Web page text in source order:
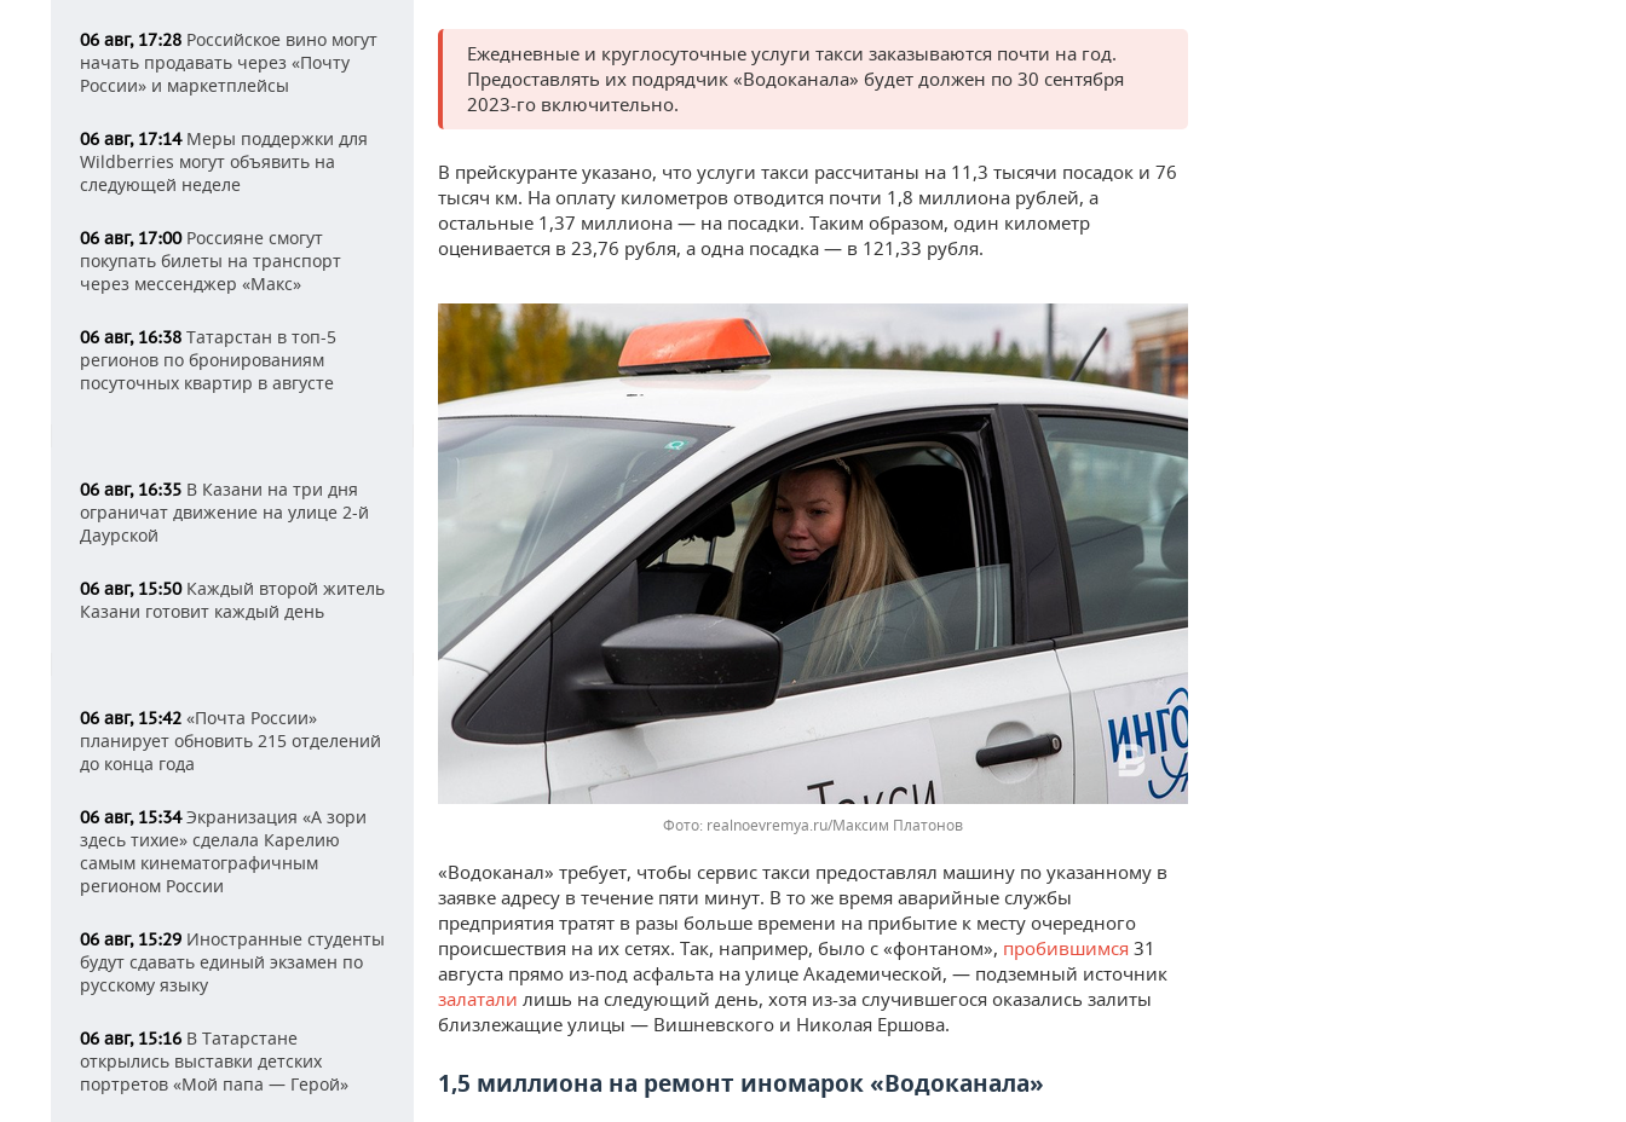
06 авг, 17:28 Российское вино могут
начать продавать через «Почту
России» и маркетплейсы
06 авг, 17:14Меры поддержки для
Wildberries могут объявить на
следующей неделе
06 авг, 17:00Россияне смогут
покупать билеты на транспорт
через мессенджер «Макс»
06 авг, 16:38 Татарстан в топ-5
регионов по бронированиям
посуточных квартир в августе
06 авг, 16:35 В Казани на три дня
ограничат движение на улице 2-й
Даурской
06 авг, 15:50Каждый второй житель
Казани готовит каждый день
06 авг, 15:42 «Почта России»
планирует обновить 215 отделений
до конца года
06 авг, 15:34Экранизация «А зори
здесь тихие» сделала Карелию
самым кинематографичным
регионом России
06 авг, 15:29 Иностранные студенты
будут сдавать единый экзамен по
русскому языку
06 авг, 15:16 В Татарстане
открылись выставки детских
портретов «Мой папа — Герой»
Ежедневные и круглосуточные услуги такси заказываются почти на год.
Предоставлять их подрядчик «Водоканала» будет должен по 30 сентября
2023-го включительно.
В прейскуранте указано, что услуги такси рассчитаны на 11,3 тысячи посадок и 76
тысяч км. На оплату километров отводится почти 1,8 миллиона рублей, а
остальные 1,37 миллиона — на посадки. Таким образом, один километр
оценивается в 23,76 рубля, а одна посадка — в 121,33 рубля.
realnoevremya.ru/Максим Платонов
«Водоканал» требует, чтобы сервис такси предоставлял машину по указанному в
заявке адресу в течение пяти минут. В то же время аварийные службы
предприятия тратят в разы больше времени на прибытие к месту очередного
происшествия на их сетях. Так, например, было с «фонтаном», пробившимся 31
августа прямо из-под асфальта на улице Академической, — подземный источник
залатали лишь на следующий день, хотя из-за случившегося оказались залиты
близлежащие улицы — Вишневского и Николая Ершова.
1,5 миллиона на ремонт иномарок «Водоканала»